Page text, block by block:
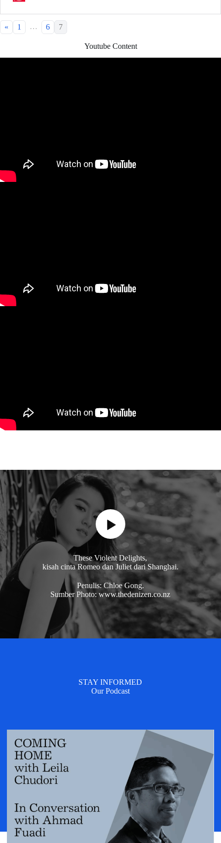
« 1 … 6 7
Youtube Content
These Violent Delights,
kisah cinta Romeo dan Juliet dari Shanghai.
Penulis: Chloe Gong.
Sumber Photo: www.thedenizen.co.nz
STAY INFORMED
Our Podcast